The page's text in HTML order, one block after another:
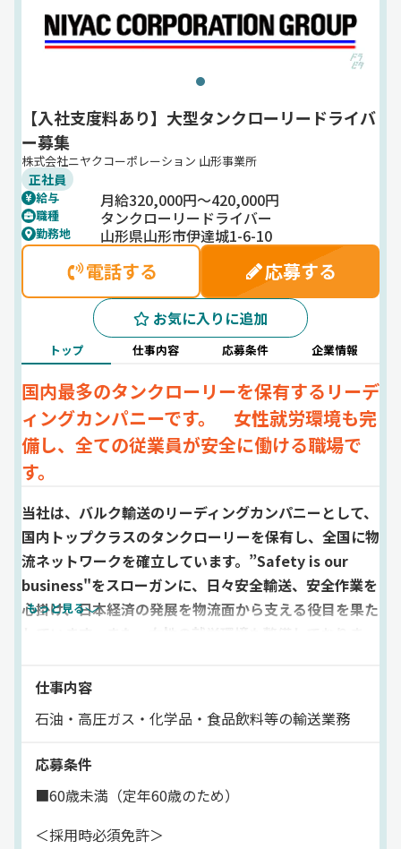
【入社支度料あり】大型タンクローリードライバ
ー募集
株式会社ニヤクコーポレーション 山形事業所
正社員
給与 月給320,000円～420,000円
職種 タンクローリードライバー
勤務地 山形県山形市伊達城1-6-10
電話する 応募する
お気に入りに追加
トップ 仕事内容 応募条件 企業情報
国内最多のタンクローリーを保有するリーデ
ィングカンパニーです。 女性就労環境も完
備し、全ての従業員が安全に働ける職場で
す。
当社は、バルク輸送のリーディングカンパニーとして、
国内トップクラスのタンクローリーを保有し、全国に物
流ネットワークを確立しています。”Safety is our
business"をスローガンに、日々安全輸送、安全作業を
心掛け、日本経済の発展を物流面から支える役目を果た
しています。また、女性の就労環境も整備しておりま
ます。
もっと見る
仕事内容
石油・高圧ガス・化学品・食品飲料等の輸送業務
応募条件
■60歳未満（定年60歳のため）
＜採用時必須免許＞